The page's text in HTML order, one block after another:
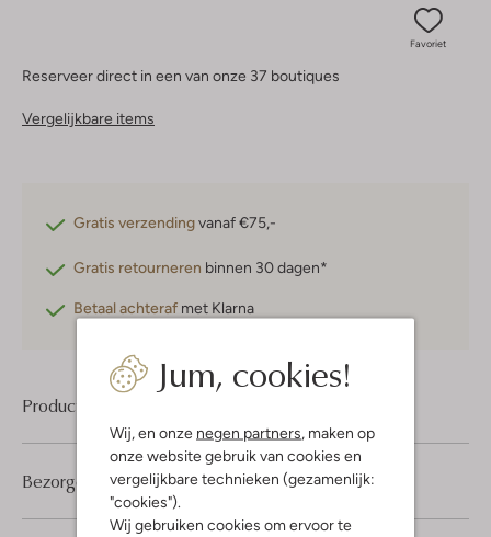
Jum, cookies!
Wij, en onze negen partners, maken op
onze website gebruik van cookies en
vergelijkbare technieken (gezamenlijk:
"cookies").
Wij gebruiken cookies om ervoor te
Favoriet
Reserveer direct in een van onze 37 boutiques
Vergelijkbare items
Gratis verzendingvanaf €75,-
Gratis retourneren binnen 30 dagen*
Betaal achteraf met Klarna
Product informatie
Bezorgen & retourneren